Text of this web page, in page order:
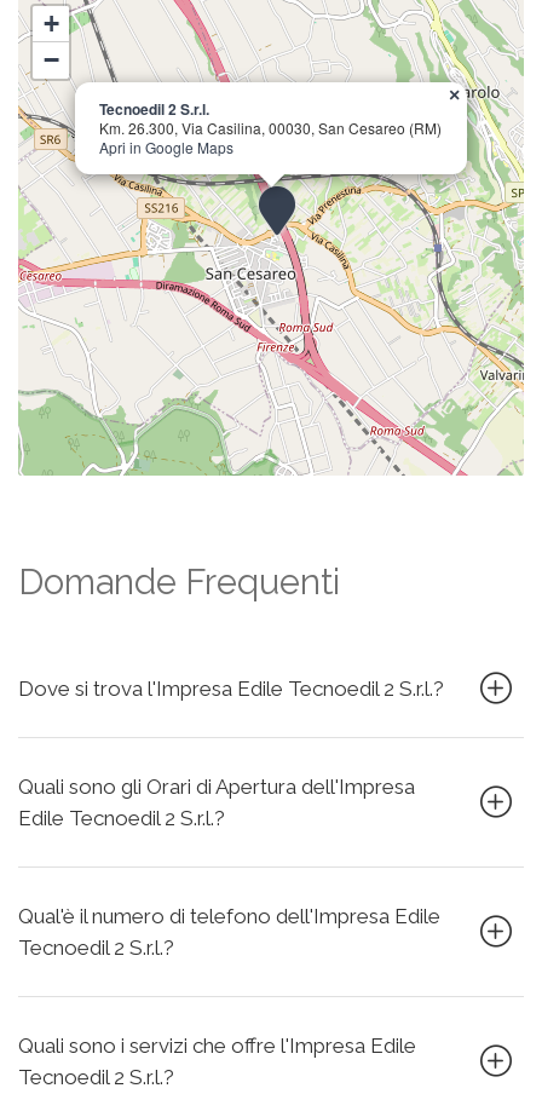
Tecnoedil 2 S.r.l.
Km. 26.300, Via Casilina, 00030, San Cesareo (RM)
Apri in Google Maps
×
+
−
Domande Frequenti
Dove si trova l'Impresa Edile Tecnoedil 2 S.r.l.?
Quali sono gli Orari di Apertura dell'Impresa
Edile Tecnoedil 2 S.r.l.?
Qual'è il numero di telefono dell'Impresa Edile
Tecnoedil 2 S.r.l.?
Quali sono i servizi che offre l'Impresa Edile
Tecnoedil 2 S.r.l.?